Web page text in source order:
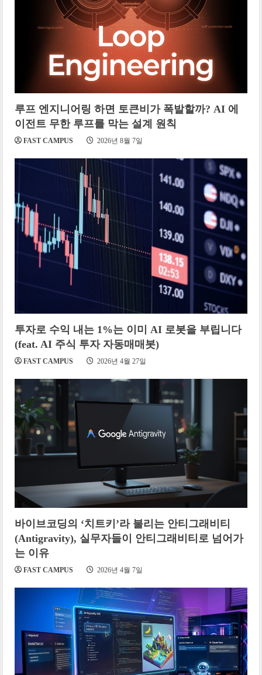
루프 엔지니어링 하면 토큰비가 폭발할까? AI 에
이전트 무한 루프를 막는 설계 원칙
FAST CAMPUS 2026년 8월 7일
투자로 수익 내는 1%는 이미 AI 로봇을 부립니다
(feat. AI 주식 투자 자동매매봇)
FAST CAMPUS 2026년 4월 27일
바이브코딩의 ‘치트키’라 불리는 안티그래비티
(Antigravity), 실무자들이 안티그래비티로 넘어가
는 이유
FAST CAMPUS 2026년 4월 7일